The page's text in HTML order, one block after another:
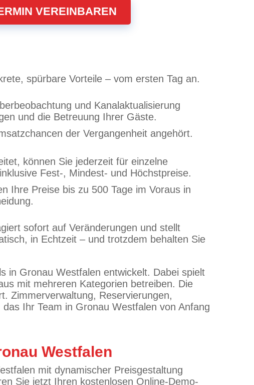
VEREINBAREN
spürbare Vorteile – vom ersten Tag an.
und Kanalaktualisierung
und die Betreuung Ihrer Gäste.
der Vergangenheit angehört.
können Sie jederzeit für einzelne
Fest-, Mindest- und Höchstpreise.
Ihre Preise bis zu 500 Tage im Voraus in
sofort auf Veränderungen und stellt
in Echtzeit – und trotzdem behalten Sie
in Gronau Westfalen entwickelt. Dabei spielt
mit mehreren Kategorien betreiben. Die
Zimmerverwaltung, Reservierungen,
Ihr Team in Gronau Westfalen von Anfang
Westfalen
mit dynamischer Preisgestaltung
Sie jetzt Ihren kostenlosen Online-Demo-